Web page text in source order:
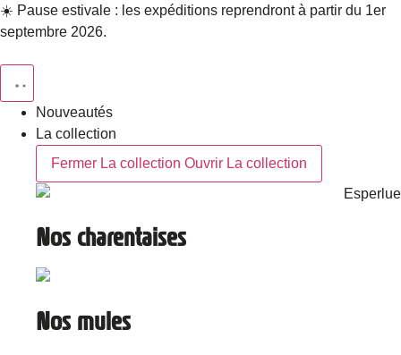
Aller
au
☀️ Pause estivale : les expéditions reprendront à partir du 1er
septembre 2026.
Nouveautés
La collection
Fermer La collection Ouvrir La collection
Nos charentaises
Nos mules